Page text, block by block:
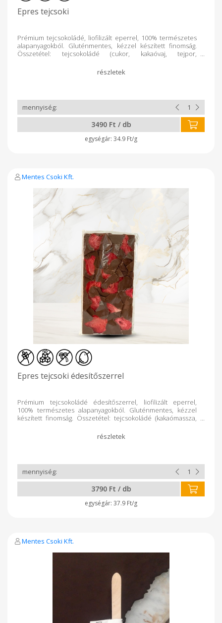
Epres tejcsoki
Prémium tejcsokoládé, liofilizált eperrel, 100% természetes
alapanyagokból. Gluténmentes, kézzel készített finomság.
Összetétel: tejcsokoládé (cukor, kakaóvaj, tejpor,
3490 Ft / db
34.9 Ft/g
Mentes Csoki Kft.
Epres tejcsoki édesítőszerrel
Prémium tejcsokoládé édesítőszerrel, liofilizált eperrel,
100% természetes alapanyagokból. Gluténmentes, kézzel
készített finomság. Összetétel: tejcsokoládé (kakaómassza,
természetes vanília), liofilizált eper Hozzáadott cukormentes,
tejcukrot tartalmaz: 9,3g/100g
3790 Ft / db
37.9 Ft/g
Mentes Csoki Kft.